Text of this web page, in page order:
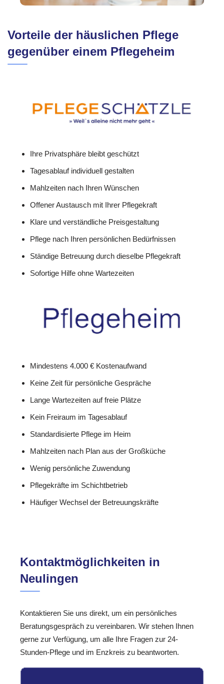
Vorteile der häuslichen Pflege
gegenüber einem Pflegeheim
Ihre Privatsphäre bleibt geschützt
Tagesablauf individuell gestalten
Mahlzeiten nach Ihren Wünschen
Offener Austausch mit Ihrer Pflegekraft
Klare und verständliche Preisgestaltung
Pflege nach Ihren persönlichen Bedürfnissen
Ständige Betreuung durch dieselbe Pflegekraft
Sofortige Hilfe ohne Wartezeiten
Mindestens 4.000 € Kostenaufwand
Keine Zeit für persönliche Gespräche
Lange Wartezeiten auf freie Plätze
Kein Freiraum im Tagesablauf
Standardisierte Pflege im Heim
Mahlzeiten nach Plan aus der Großküche
Wenig persönliche Zuwendung
Pflegekräfte im Schichtbetrieb
Häufiger Wechsel der Betreuungskräfte
Kontaktmöglichkeiten in
Neulingen
Kontaktieren Sie uns direkt, um ein persönliches
Beratungsgespräch zu vereinbaren. Wir stehen Ihnen
gerne zur Verfügung, um alle Ihre Fragen zur 24-
Stunden-Pflege und im Enzkreis zu beantworten.